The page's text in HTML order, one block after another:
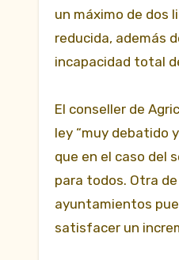
un máximo de dos
reducida, además
incapacidad total
El conseller de
ley “muy debatido
que en el caso del
para todos. Otra
ayuntamientos
satisfacer un